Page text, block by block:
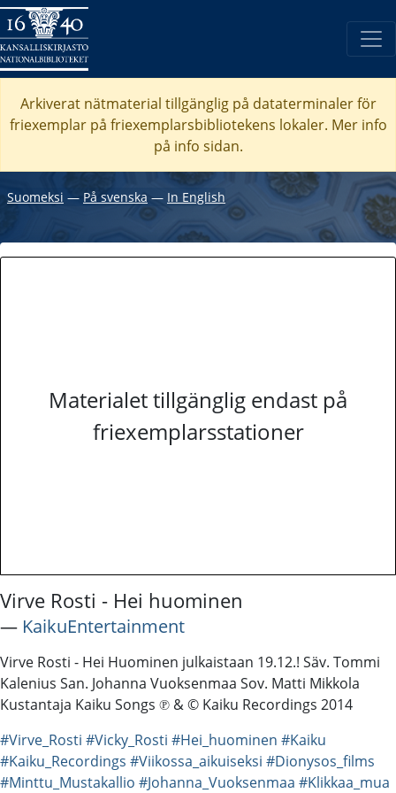
Arkiverat nätmaterial tillgänglig på dataterminaler för
friexemplar på friexemplarsbibliotekens lokaler. Mer info
på info sidan.
Suomeksi ― På svenska ― In English
Materialet tillgänglig endast på
friexemplarsstationer
Virve Rosti - Hei huominen
― KaikuEntertainment
Virve Rosti - Hei Huominen julkaistaan 19.12.! Säv. Tommi
Kalenius San. Johanna Vuoksenmaa Sov. Matti Mikkola
Kustantaja Kaiku Songs ℗ & © Kaiku Recordings 2014
#Virve_Rosti #Vicky_Rosti #Hei_huominen #Kaiku
#Kaiku_Recordings #Viikossa_aikuiseksi #Dionysos_films
#Minttu_Mustakallio #Johanna_Vuoksenmaa #Klikkaa_mua